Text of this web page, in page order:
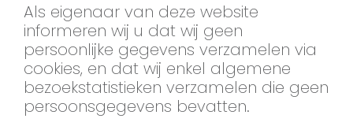
Als eigenaar van deze website
informeren wij u dat wij geen
persoonlijke gegevens verzamelen via
cookies, en dat wij enkel algemene
bezoekstatistieken verzamelen die geen
persoonsgegevens bevatten.